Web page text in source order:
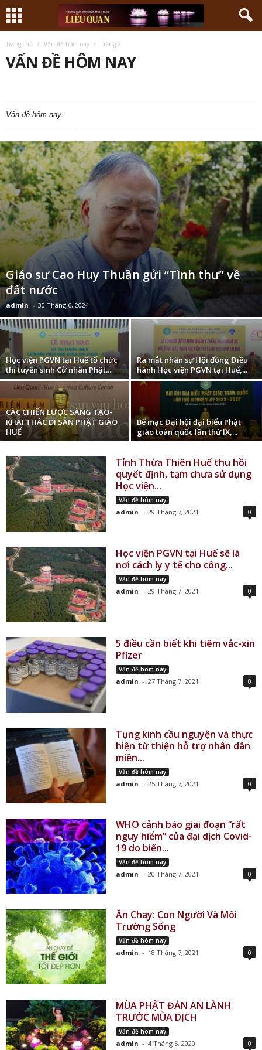
Trang chủ Vấn đề hôm nay Trang 2
VẤN ĐỀ HÔM NAY
SÁNG TÁC - NGHỆ THUẬT
VỀ TTVHPG LIỄU QUÁN
Vấn đề hôm nay
Giáo sư Cao Huy Thuần gửi “Tình thư” về
đất nước
admin - 30 Tháng 6, 2024
Học viện PGVN tại Huế tổ chức
thi tuyển sinh Cử nhân Phật...
Ra mắt nhân sự Hội đồng Điều
hành Học viện PGVN tại Huế,...
CÁC CHIẾN LƯỢC SÁNG TẠO-
KHAI THÁC DI SẢN PHẬT GIÁO
HUẾ
Bế mạc Đại hội đại biểu Phật
giáo toàn quốc lần thứ IX,...
Tỉnh Thừa Thiên Huế thu hồi
quyết định, tạm chưa sử dụng
Học viện...
Vấn đề hôm nay
admin - 29 Tháng 7, 2021 0
Học viện PGVN tại Huế sẽ là
nơi cách ly y tế cho công...
Vấn đề hôm nay
admin - 29 Tháng 7, 2021 0
5 điều cần biết khi tiêm vắc-xin
Pfizer
Vấn đề hôm nay
admin - 27 Tháng 7, 2021 0
Tụng kinh cầu nguyện và thực
hiện từ thiện hỗ trợ nhân dân
miền...
Vấn đề hôm nay
admin - 25 Tháng 7, 2021 0
WHO cảnh báo giai đoạn “rất
nguy hiểm” của đại dịch Covid-
19 do biến...
Vấn đề hôm nay
admin - 20 Tháng 7, 2021 0
Ăn Chay: Con Người Và Môi
Trường Sống
Vấn đề hôm nay
admin - 18 Tháng 7, 2021 0
MÙA PHẬT ĐẢN AN LÀNH
TRƯỚC MÙA DỊCH
Vấn đề hôm nay
admin - 4 Tháng 5, 2020 0